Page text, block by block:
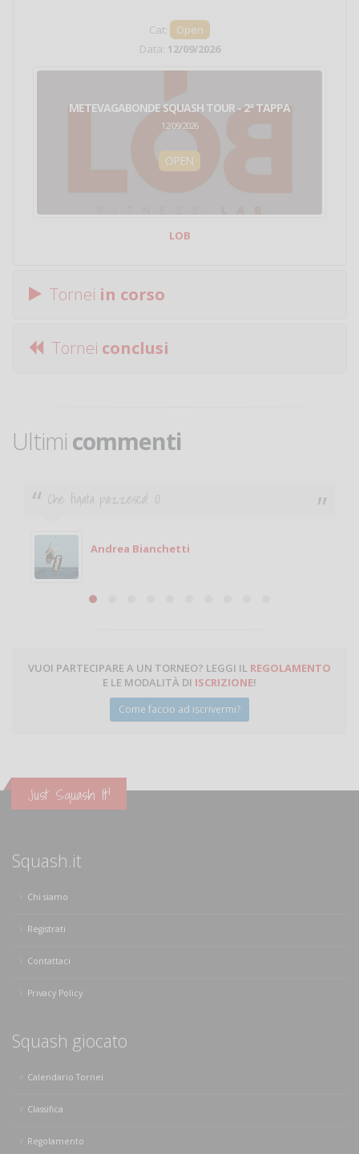
Cat:
Open
Data: 12/09/2026
METEVAGABONDE SQUASH TOUR - 2ª TAPPA
12/09/2026
OPEN
LOB
Tornei in corso
Tornei conclusi
Ultimi commenti
Che figata pazzesca! :O
Andrea Bianchetti
VUOI PARTECIPARE A UN TORNEO? LEGGI IL REGOLAMENTO
E LE MODALITÀ DI ISCRIZIONE!
Come faccio ad iscrivermi?
Just Squash It!
Squash.it
Chi siamo
Registrati
Contattaci
Privacy Policy
Squash giocato
Calendario Tornei
Classifica
Regolamento